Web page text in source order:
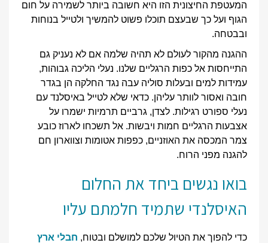
המעטפת החיצונית הזו היא חשובה ביותר לשמירה על חום
הגוף ועל כך שבעצם תוכלו פשוט להמשיך ולטייל בנוחות
ובבטחה.
ההגנה מהקור לעולם לא תהיה שלמה אם לא נעניק גם
התייחסות אל כפות הרגליים שלנו. נעלי הליכה גבוהות,
עמידות למים ובעלות סוליה עבה נגד החלקה הן בגדר
חובה ואסור לוותר עליהן. כדאי שלא לטייל באיסלנד עם
נעלי ספורט רגילות. לצדן, גרביים תרמיות ישמרו על
אצבעות הרגליים חמות ויבשות. אל תשכחו לארוז כובע
צמר המכסה את האוזניים, כפפות אטומות וצווארון חם
להגנה מפני הרוח.
בואו נגשים ביחד את החלום
האיסלנדי שתמיד חלמתם עליו
כדי להפוך את הטיול שלכם למושלם ובטוח, חבלי ארץ